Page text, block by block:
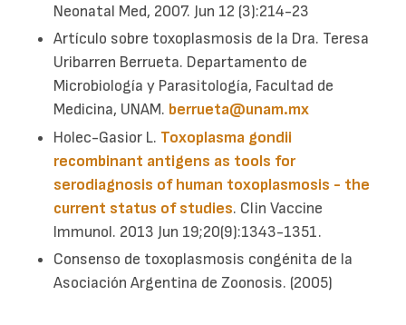
Neonatal Med, 2007. Jun 12 (3):214-23
Artículo sobre toxoplasmosis de la Dra. Teresa
Uribarren Berrueta. Departamento de
Microbiología y Parasitología, Facultad de
Medicina, UNAM. berrueta@unam.mx
Holec-Gasior L. Toxoplasma gondii
recombinant antigens as tools for
serodiagnosis of human toxoplasmosis - the
current status of studies. Clin Vaccine
Immunol. 2013 Jun 19;20(9):1343-1351.
Consenso de toxoplasmosis congénita de la
Asociación Argentina de Zoonosis. (2005)